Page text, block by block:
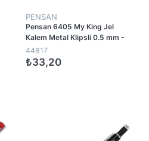
PENSAN
Pensan 6405 My King Jel
Kalem Metal Klipsli 0.5 mm -
Siyah
44817
₺33,20